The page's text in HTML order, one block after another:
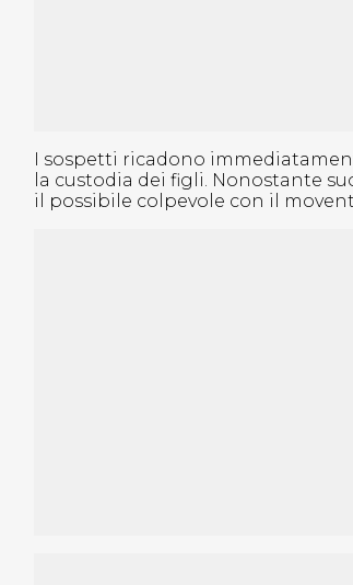
I sospetti ricadono
la custodia dei figli. Nonostante
il possibile colpevole con il